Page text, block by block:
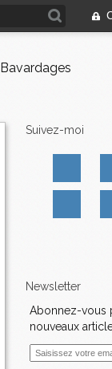
Bavardages
Suivez-moi
Newsletter
Abonnez-vous
nouveaux